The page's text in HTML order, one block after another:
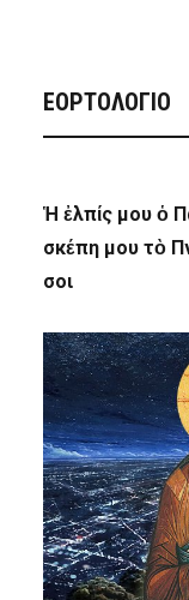
ΕΟΡΤΟΛΟΓΙΟ
Ἡ ἐλπίς μου ὁ
σκέπη μου τὸ
σοι